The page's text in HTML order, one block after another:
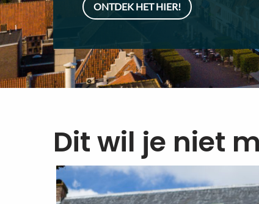
ONTDEK HET HIER!
Dit wil je niet